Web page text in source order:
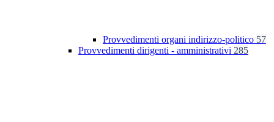
Provvedimenti organi indirizzo-politico 57
Provvedimenti dirigenti - amministrativi 285